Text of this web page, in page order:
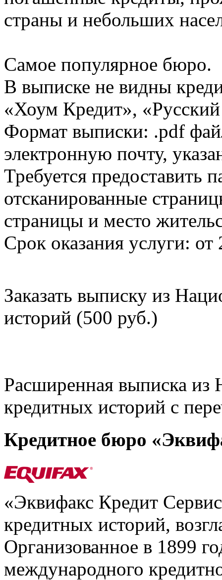
страны и небольших
Самое популярное бюро.
В выписке не видны
«Хоум Кредит»,
Формат выписки: .pdf
электронную почту,
Требуется предоставить
отсканированные
страницы и место
Срок оказания услуги: от
Заказать выписку из
историй (500 руб.)
Расширенная выписка из
кредитных историй с
Кредитное бюро
«Эквифакс Кредит
кредитных историй,
Организованное в 1899
международного